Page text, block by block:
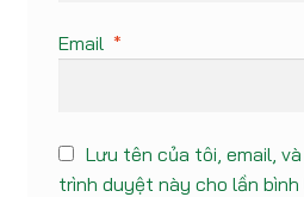
Email *
Lưu tên của tôi, email,
trình duyệt này cho lần